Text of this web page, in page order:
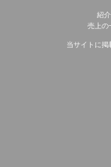
紹
売上の
当サイトに掲